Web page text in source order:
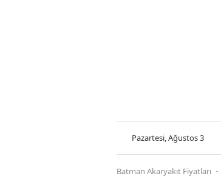
Pazartesi, Ağustos 3
Batman Akaryakıt Fiyatları -